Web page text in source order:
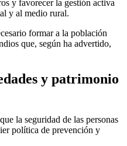
y favorecer la gestión activa
y al medio rural.
formar a la población
que, según ha advertido,
y patrimonio
la seguridad de las personas
política de prevención y